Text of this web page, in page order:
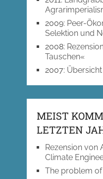
2009: Peer-
Selektion und
2008:
Tauschen«
2007:
MEIST
LETZTEN
Rezension von
Climate
The problem